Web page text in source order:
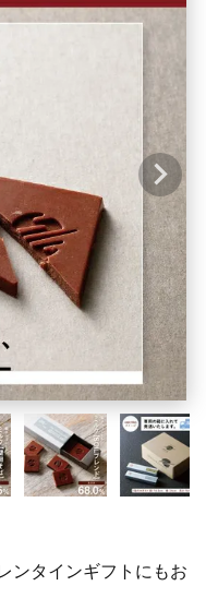
ンタインギフトにもお